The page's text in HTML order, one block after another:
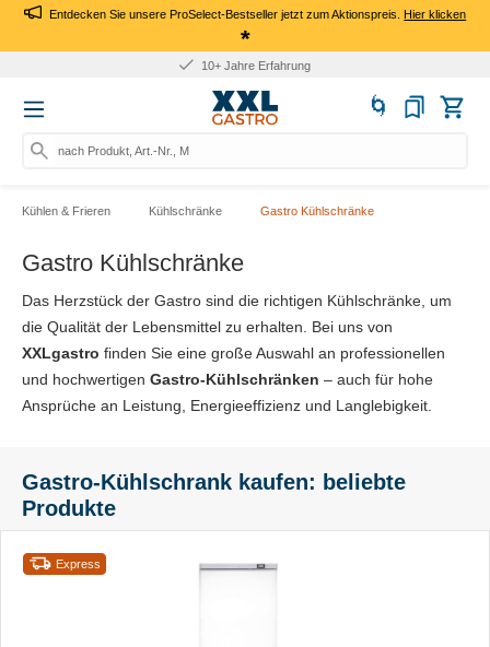
Entdecken Sie unsere ProSelect-Bestseller jetzt zum Aktionspreis.Hier klicken
*
Für Firmen: Kauf auf Rechnung
nach Produkt, Art.-Nr., Marke such
Kühlen & Frieren Kühlschränke Gastro Kühlschränke
Gastro Kühlschränke
Das Herzstück der Gastro sind die richtigen Kühlschränke, um
die Qualität der Lebensmittel zu erhalten. Bei uns von
XXLgastro finden Sie eine große Auswahl an professionellen
und hochwertigen Gastro-Kühlschränken – auch für hohe
Ansprüche an Leistung, Energieeffizienz und Langlebigkeit.
Gastro-Kühlschrank kaufen: beliebte
Produkte
Express